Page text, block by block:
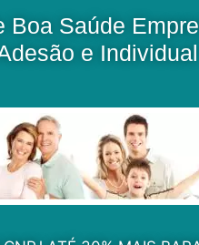
Boa Saúde
e Individual